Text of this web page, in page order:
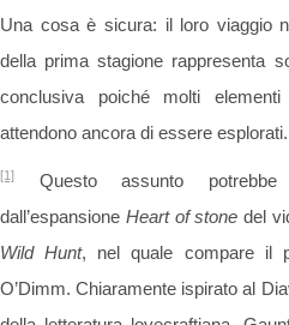
Una cosa è sicura: il loro viaggio
della prima stagione rappresenta
conclusiva poiché molti
attendono ancora di essere esplorati.
[1]
Questo assunto potrebbe
dall’espansione Heart of stone del
Wild Hunt, nel quale compare il
O’Dimm. Chiaramente ispirato al